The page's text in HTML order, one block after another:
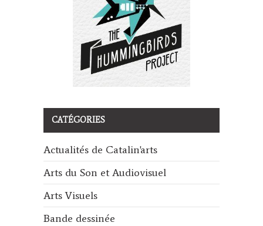
CATÉGORIES
Actualités de Catalin'arts
Arts du Son et Audiovisuel
Arts Visuels
Bande dessinée